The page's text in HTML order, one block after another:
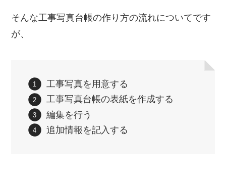
そんな工事写真台帳の作り方の流れについてです
が、
工事写真を用意する
工事写真台帳の表紙を作成する
編集を行う
追加情報を記入する